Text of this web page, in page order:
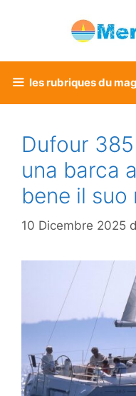
les rubriques du mag
Dufour
una barca
bene il suo
10 Dicembre 2025